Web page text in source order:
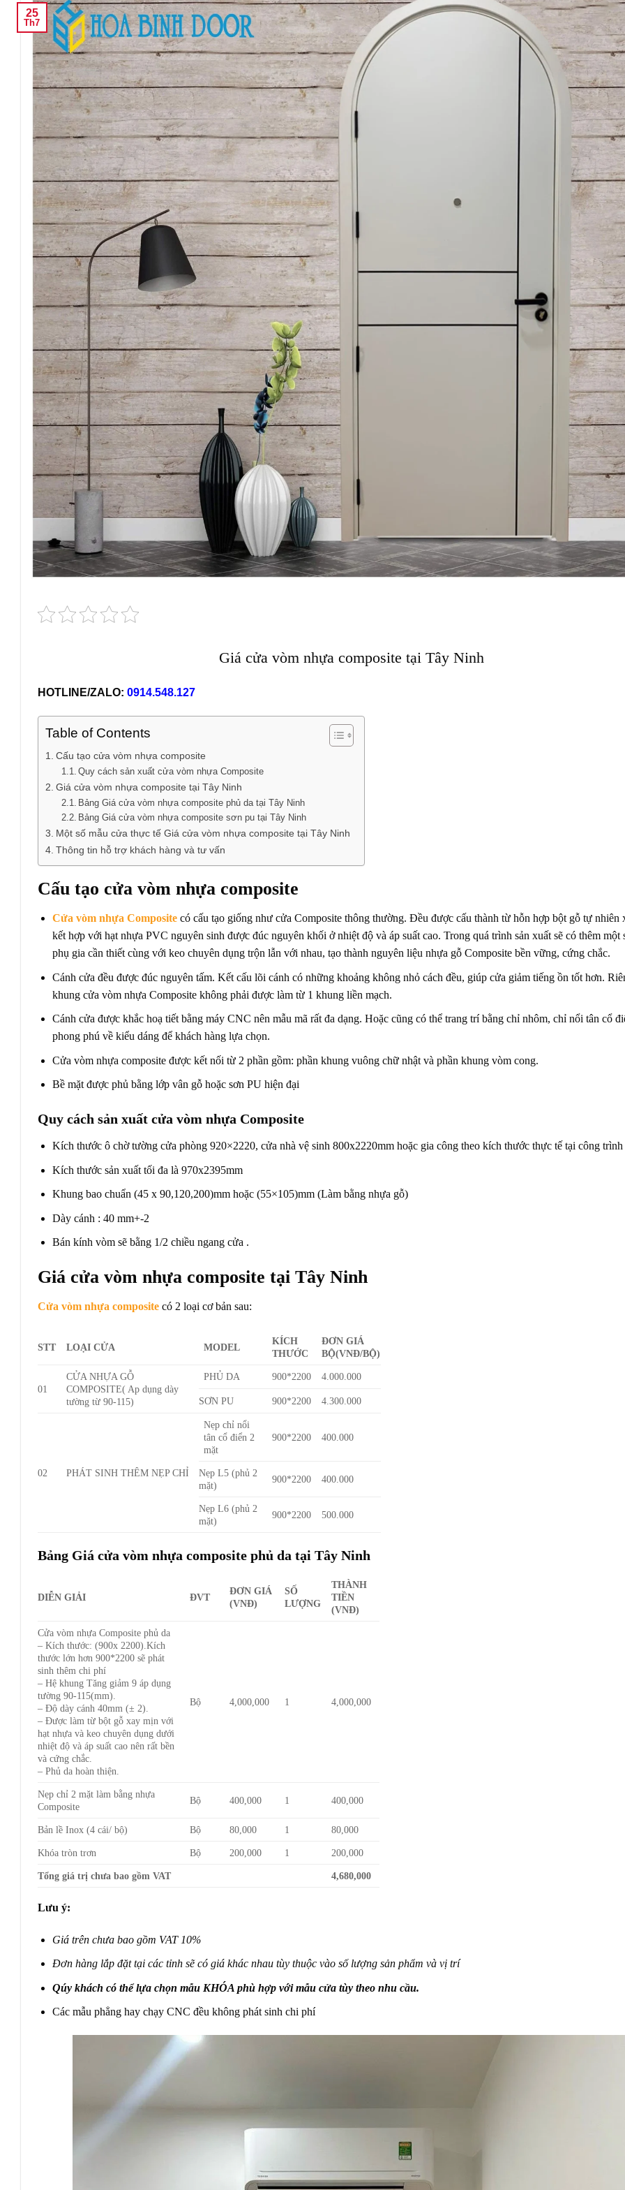
25
Th7
Giá cửa vòm nhựa composite tại Tây Ninh
HOTLINE/ZALO: 0914.548.127
Table of Contents
Cấu tạo cửa vòm nhựa composite
Quy cách sản xuất cửa vòm nhựa Composite
Giá cửa vòm nhựa composite tại Tây Ninh
Bảng Giá cửa vòm nhựa composite phủ da tại Tây Ninh
Bảng Giá cửa vòm nhựa composite sơn pu tại Tây Ninh
Một số mẫu cửa thực tế Giá cửa vòm nhựa composite tại Tây Ninh
Thông tin hỗ trợ khách hàng và tư vấn
Cấu tạo cửa vòm nhựa composite
Cửa vòm nhựa Composite có cấu tạo giống như cửa Composite thông thường. Đều được cấu thành từ hỗn hợp bột gỗ tự nhiên
kết hợp với hạt nhựa PVC nguyên sinh được đúc nguyên khối ở nhiệt độ và áp suất cao. Trong quá trình sản xuất sẽ có thêm một
phụ gia cần thiết cùng với keo chuyên dụng trộn lẫn với nhau, tạo thành nguyên liệu nhựa gỗ Composite bền vững, cứng chắc.
Cánh cửa đều được đúc nguyên tấm. Kết cấu lõi cánh có những khoảng không nhỏ cách đều, giúp cửa giảm tiếng ồn tốt hơn.
khung cửa vòm nhựa Composite không phải được làm từ 1 khung liền mạch.
Cánh cửa được khắc hoạ tiết bằng máy CNC nên mẫu mã rất đa dạng. Hoặc cũng có thể trang trí bằng chỉ nhôm, chỉ nổi tân cổ
phong phú về kiểu dáng để khách hàng lựa chọn.
Cửa vòm nhựa composite được kết nối từ 2 phần gồm: phần khung vuông chữ nhật và phần khung vòm cong.
Bề mặt được phủ bằng lớp vân gỗ hoặc sơn PU hiện đại
Quy cách sản xuất cửa vòm nhựa Composite
Kích thước ô chờ tường cửa phòng 920×2220, cửa nhà vệ sinh 800x2220mm hoặc gia công theo kích thước thực tế tại công trình
Kích thước sản xuất tối đa là 970x2395mm
Khung bao chuẩn (45 x 90,120,200)mm hoặc (55×105)mm (Làm bằng nhựa gỗ)
Dày cánh : 40 mm+-2
Bán kính vòm sẽ bằng 1/2 chiều ngang cửa .
Giá cửa vòm nhựa composite tại Tây Ninh
Cửa vòm nhựa composite có 2 loại cơ bản sau:
STT LOẠI CỬA MODEL
KÍCH
THƯỚC
ĐƠN GIÁ
BỘ(VNĐ/BỘ)
01
CỬA NHỰA GỖ
COMPOSITE( Ap dụng dày
tường từ 90-115)
PHỦ DA 900*2200 4.000.000
SƠN PU 900*2200 4.300.000
02 PHÁT SINH THÊM NẸP CHỈ
Nẹp chỉ nổi
tân cổ điển 2
mặt
900*2200 400.000
Nẹp L5 (phủ 2
mặt)
900*2200 400.000
Nẹp L6 (phủ 2
mặt)
900*2200 500.000
Bảng Giá cửa vòm nhựa composite phủ da tại Tây Ninh
DIỄN GIẢI ĐVT
ĐƠN GIÁ
(VNĐ)
SỐ
LƯỢNG
THÀNH
TIỀN
(VNĐ)
Cửa vòm nhựa Composite phủ da
– Kích thước: (900x 2200).Kích
thước lớn hơn 900*2200 sẽ phát
sinh thêm chi phí
– Hệ khung Tăng giảm 9 áp dụng
tường 90-115(mm).
– Độ dày cánh 40mm (± 2).
– Được làm từ bột gỗ xay mịn với
hạt nhựa và keo chuyên dụng dưới
nhiệt độ và áp suất cao nên rất bền
và cứng chắc.
– Phủ da hoàn thiện.
Bộ 4,000,000 1 4,000,000
Nẹp chỉ 2 mặt làm bằng nhựa
Composite
Bộ 400,000 1 400,000
Bản lề Inox (4 cái/ bộ) Bộ 80,000 1 80,000
Khóa tròn trơn Bộ 200,000 1 200,000
Tổng giá trị chưa bao gồm VAT 4,680,000
Lưu ý:
Giá trên chưa bao gồm VAT 10%
Đơn hàng lắp đặt tại các tỉnh sẽ có giá khác nhau tùy thuộc vào số lượng sản phẩm và vị trí
Qúy khách có thể lựa chọn mẫu KHÓA phù hợp với mẫu cửa tùy theo nhu cầu.
Các mẫu phẳng hay chạy CNC đều không phát sinh chi phí